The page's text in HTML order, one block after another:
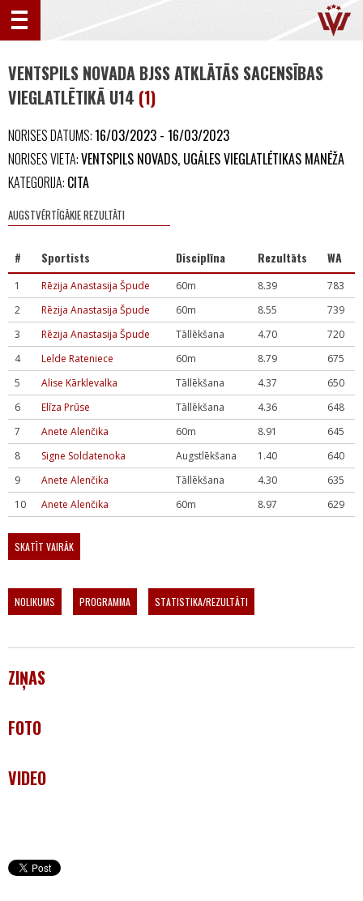
VENTSPILS NOVADA BJSS ATKLĀTĀS SACENSĪBAS
VIEGLATLĒTIKĀ U14 (1)
NORISES DATUMS:16/03/2023 - 16/03/2023
NORISES VIETA:VENTSPILS NOVADS, UGĀLES VIEGLATLĒTIKAS MANĒŽA
KATEGORIJA: CITA
AUGSTVĒRTĪGĀKIE REZULTĀTI
# Sportists Disciplīna Rezultāts WA
1 Rēzija Anastasija Špude 60m 8.39
783
2
Rēzija Anastasija Špude 60m 8.55
739
3
Rēzija Anastasija Špude Tāllēkšana 4.70
720
4
Lelde Rateniece 60m 8.79
675
5
Alise Kārklevalka Tāllēkšana 4.37
650
6
Elīza Prūse Tāllēkšana 4.36
648
7
Anete Alenčika 60m 8.91
645
8
Signe Soldatenoka Augstlēkšana 1.40
640
9
Anete Alenčika Tāllēkšana 4.30
635
10
Anete Alenčika 60m 8.97 629
SKATĪT VAIRĀK
NOLIKUMS PROGRAMMA STATISTIKA/REZULTĀTI
ZIŅAS
FOTO
VIDEO